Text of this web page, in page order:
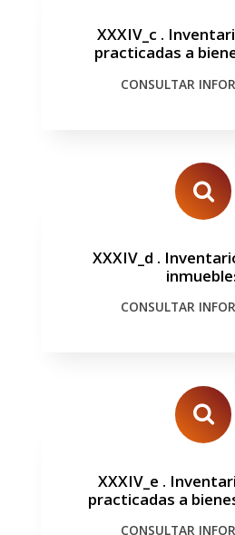
XXXIV_c .
practicadas a
CONSULTAR
XXXIV_d .
CONSULTAR
XXXIV_e .
practicadas a
CONSULTAR